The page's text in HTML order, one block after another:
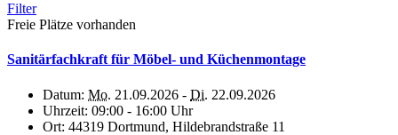
Filter
Freie Plätze vorhanden
Sanitärfachkraft für Möbel- und Küchenmontage
Datum: Mo. 21.09.2026 - Di. 22.09.2026
Uhrzeit: 09:00 - 16:00 Uhr
Ort: 44319 Dortmund, Hildebrandstraße 11